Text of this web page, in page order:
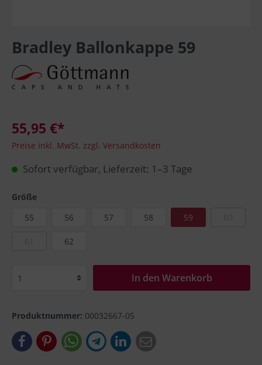
Bradley Ballonkappe 59
55,95 €*
Preise inkl. MwSt. zzgl. Versandkosten
Sofort verfügbar, Lieferzeit: 1–3 Tage
Größe
55
56 57 58 59
62
In den Warenkorb
Produktnummer: 00032667-05